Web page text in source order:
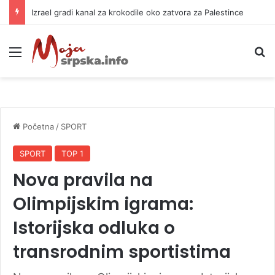
Izrael gradi kanal za krokodile oko zatvora za Palestince
Meni
Početna / SPORT
SPORT TOP 1
Nova pravila na
Olimpijskim igrama:
Istorijska odluka o
transrodnim sportistima